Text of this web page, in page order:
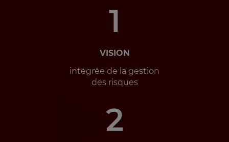
1
VISION
intégrée de la gestion
des risques
2